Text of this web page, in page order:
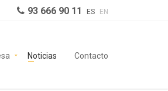
93 666 90 11 ES EN
Noticias Contacto